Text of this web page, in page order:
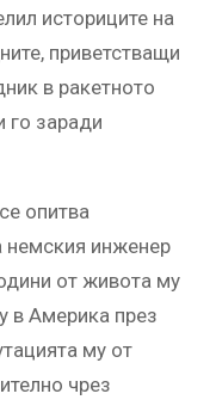
историците на
приветстващи
в ракетното
го заради
опитва
немския инженер
от живота му
в Aмерика през
му от
чрез